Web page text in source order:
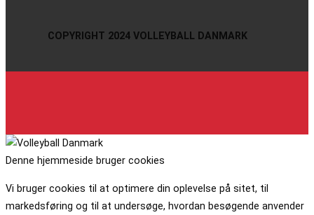
COPYRIGHT 2024 VOLLEYBALL DANMARK
Denne hjemmeside bruger cookies
Vi bruger cookies til at optimere din oplevelse på sitet, til
markedsføring og til at undersøge, hvordan besøgende anvender